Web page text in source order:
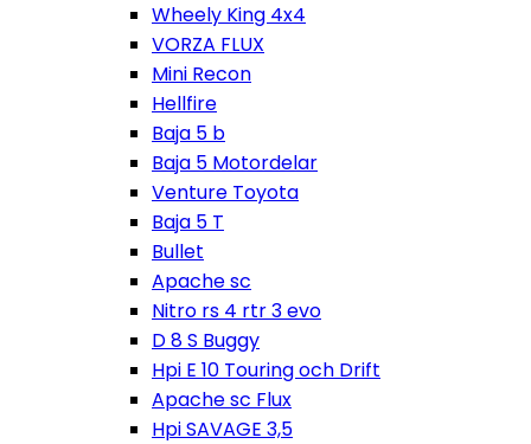
Wheely King 4x4
VORZA FLUX
Mini Recon
Hellfire
Baja 5 b
Baja 5 Motordelar
Venture Toyota
Baja 5 T
Bullet
Apache sc
Nitro rs 4 rtr 3 evo
D 8 S Buggy
Hpi E 10 Touring och Drift
Apache sc Flux
Hpi SAVAGE 3,5